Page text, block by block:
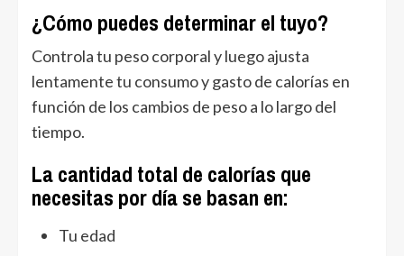
¿Cómo puedes determinar el tuyo?
Controla tu peso corporal y luego ajusta
lentamente tu consumo y gasto de calorías en
función de los cambios de peso a lo largo del
tiempo.
La cantidad total de calorías que
necesitas por día se basan en:
Tu edad